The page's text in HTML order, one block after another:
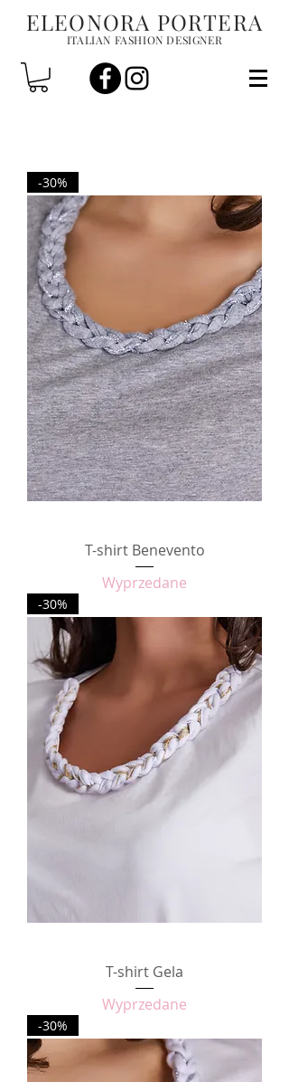
ELEONORA PORTERA
ITALIAN FASHION DESIGNER
-30%
T-shirt Benevento
Wyprzedane
-30%
T-shirt Gela
Wyprzedane
-30%